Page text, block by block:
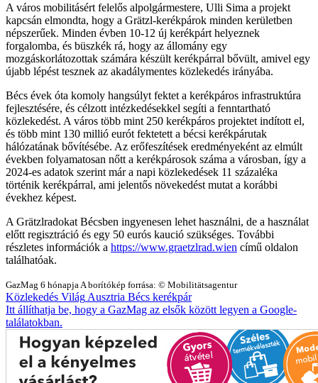
A város mobilitásért felelős alpolgármestere, Ulli Sima a projekt
kapcsán elmondta, hogy a Grätzl-kerékpárok minden kerületben
népszerűek. Minden évben 10-12 új kerékpárt helyeznek
forgalomba, és büszkék rá, hogy az állomány egy
mozgáskorlátozottak számára készült kerékpárral bővült, amivel egy
újabb lépést tesznek az akadálymentes közlekedés irányába.
Bécs évek óta komoly hangsúlyt fektet a kerékpáros infrastruktúra
fejlesztésére, és célzott intézkedésekkel segíti a fenntartható
közlekedést. A város több mint 250 kerékpáros projektet indított el,
és több mint 130 millió eurót fektetett a bécsi kerékpárutak
hálózatának bővítésébe. Az erőfeszítések eredményeként az elmúlt
években folyamatosan nőtt a kerékpárosok száma a városban, így a
2024-es adatok szerint már a napi közlekedések 11 százaléka
történik kerékpárral, ami jelentős növekedést mutat a korábbi
évekhez képest.
A Grätzlradokat Bécsben ingyenesen lehet használni, de a használat
előtt regisztráció és egy 50 eurós kaució szükséges. További
részletes információk a https://www.graetzlrad.wien című oldalon
találhatóak.
GazMag 6 hónapja A borítókép forrása: © Mobilitätsagentur
Közlekedés Világ Ausztria Bécs kerékpár
Itt állíthatja be, hogy a GazMag az elsők között legyen a Google-
találatokban.